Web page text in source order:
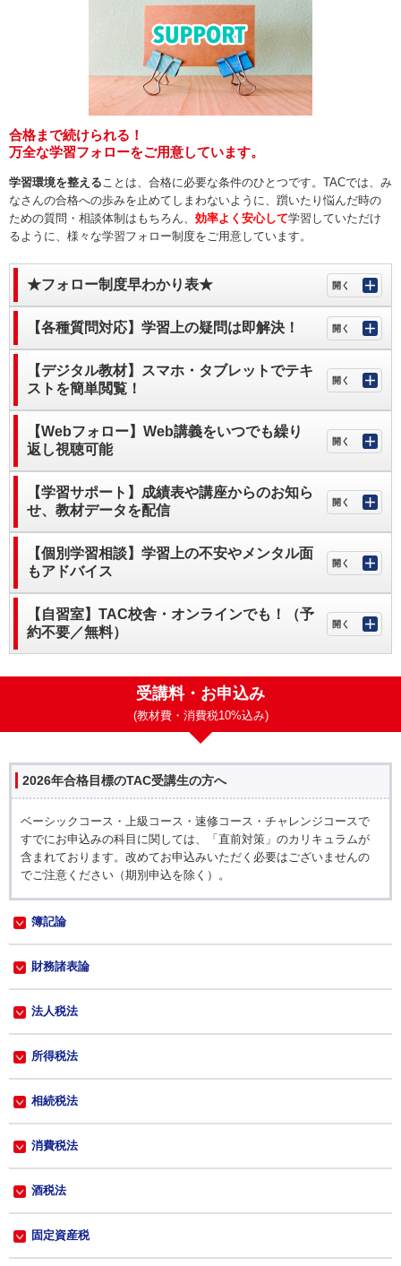
合格まで続けられる！
万全な学習フォローをご用意しています。
学習環境を整える ことは、合格に必要な条件のひとつです。TACでは、み
なさんの合格への歩みを止めてしまわないように、躓いたり悩んだ時の
ための質問・相談体制はもちろん、 効率よく安心して学習していただけ
るように、様々な学習フォロー制度をご用意しています。
★フォロー制度早わかり表★
【各種質問対応】学習上の疑問は即解決！
【デジタル教材】スマホ・タブレットでテキ
ストを簡単閲覧！
【Webフォロー】Web講義をいつでも繰り
返し視聴可能
【学習サポート】成績表や講座からのお知ら
せ、教材データを配信
【個別学習相談】学習上の不安やメンタル面
もアドバイス
【自習室】TAC校舎・オンラインでも！（予
約不要／無料）
受講料・お申込み
(教材費・消費税10%込み)
2026年合格目標のTAC受講生の方へ
ベーシックコース・上級コース・速修コース・チャレンジコースで
すでにお申込みの科目に関しては、「直前対策」のカリキュラムが
含まれております。改めてお申込みいただく必要はございませんの
でご注意ください（期別申込を除く）。
簿記論
財務諸表論
法人税法
所得税法
相続税法
消費税法
酒税法
固定資産税